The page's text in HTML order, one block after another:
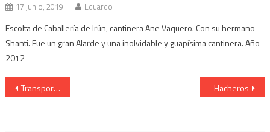
17 junio, 2019 Eduardo
Escolta de Caballería de Irún, cantinera Ane Vaquero. Con su hermano
Shanti. Fue un gran Alarde y una inolvidable y guapísima cantinera. Año
2012
Navegación
Transporte Hacheros